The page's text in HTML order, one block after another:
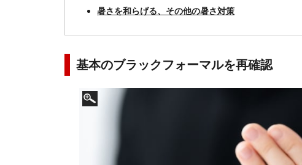
暑さを和らげる、その他の暑さ対策
基本のブラックフォーマルを再確認